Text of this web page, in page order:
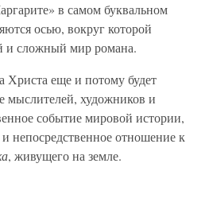
в самом буквальном
осью, вокруг которой
и сложный мир романа.
Христа еще и потому будет
мыслителей, художников и
событие мировой истории,
непосредственное отношение к
, живущего на земле.